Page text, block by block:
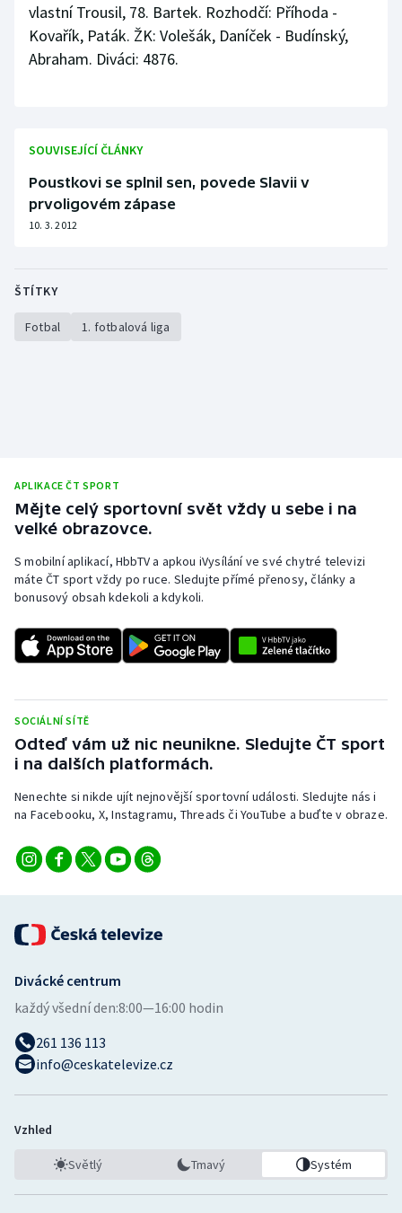
vlastní Trousil, 78. Bartek. Rozhodčí: Příhoda -
Kovařík, Paták. ŽK: Volešák, Daníček - Budínský,
Abraham. Diváci: 4876.
SOUVISEJÍCÍ ČLÁNKY
Poustkovi se splnil sen, povede Slavii v
prvoligovém zápase
10. 3. 2012
ŠTÍTKY
Fotbal 1. fotbalová liga
APLIKACE ČT SPORT
Mějte celý sportovní svět vždy u sebe i na
velké obrazovce.
S mobilní aplikací, HbbTV a apkou iVysílání ve své chytré televizi
máte ČT sport vždy po ruce. Sledujte přímé přenosy, články a
bonusový obsah kdekoli a kdykoli.
SOCIÁLNÍ SÍTĚ
Odteď vám už nic neunikne. Sledujte ČT sport
i na dalších platformách.
Nenechte si nikde ujít nejnovější sportovní události. Sledujte nás i
na Facebooku, X, Instagramu, Threads či YouTube a buďte v obraze.
Divácké centrum
každý všední den:8:00—16:00 hodin
261 136 113
info@ceskatelevize.cz
Vzhled
Světlý Tmavý Systém